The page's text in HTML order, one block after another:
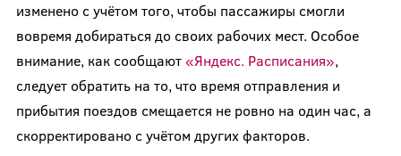
изменено с учётом того, чтобы пассажиры смогли
вовремя добираться до своих рабочих мест. Особое
внимание, как сообщают«Яндекс. Расписания»,
следует обратить на то, что время отправления и
прибытия поездов смещается не ровно на один час, а
скорректировано с учётом других факторов.